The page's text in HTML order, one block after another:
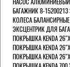
БАГАЖНИК 8-15200213
КОЛЕСА БАЛАНСИРНЫЕ
ЭКСЦЕНТРИК ДЛЯ
ПОКРЫШКА KENDA
ПОКРЫШКА KENDA 26"Х
ПОКРЫШКА KENDA 26"Х